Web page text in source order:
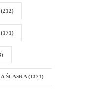
(212)
(171)
ŚLĄSKA (1373)